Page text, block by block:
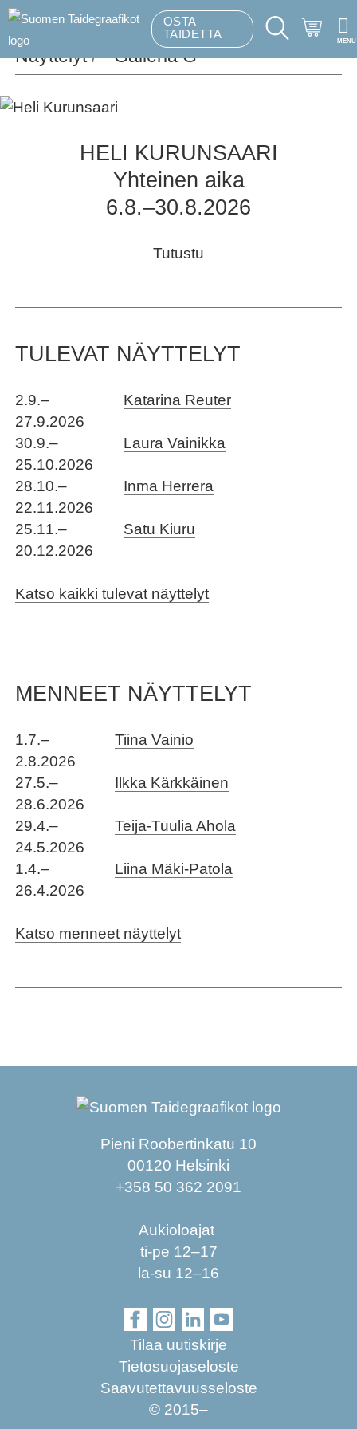
OSTA
TAIDETTA
MENU
Näyttelyt/
HELI KURUNSAARI
Yhteinen aika
6.8.–30.8.2026
Tutustu
TULEVAT NÄYTTELYT
2.9.–
27.9.2026
Katarina Reuter
30.9.–
25.10.2026
Laura Vainikka
28.10.–
22.11.2026
Inma Herrera
25.11.–
20.12.2026
Satu Kiuru
Katso kaikki tulevat näyttelyt
MENNEET NÄYTTELYT
1.7.–
2.8.2026
Tiina Vainio
27.5.–
28.6.2026
Ilkka Kärkkäinen
29.4.–
24.5.2026
Teija-Tuulia Ahola
1.4.–
26.4.2026
Liina Mäki-Patola
Katso menneet näyttelyt
Pieni Roobertinkatu 10
00120 Helsinki
+358 50 362 2091
Aukioloajat
ti-pe 12–17
la-su 12–16
Tilaa uutiskirje
Tietosuojaseloste
Saavutettavuusseloste
© 2015–